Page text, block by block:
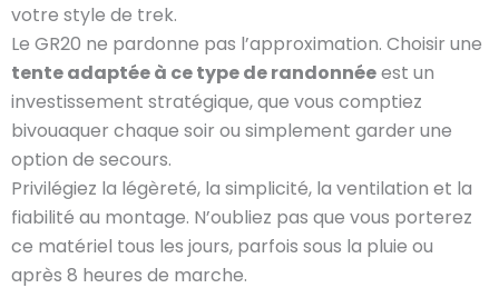
votre style de trek.
Le GR20 ne pardonne pas l’approximation. Choisir une
tente adaptée à ce type de randonnéeest un
investissement stratégique, que vous comptiez
bivouaquer chaque soir ou simplement garder une
option de secours.
Privilégiez la légèreté, la simplicité, la ventilation et la
fiabilité au montage. N’oubliez pas que vous porterez
ce matériel tous les jours, parfois sous la pluie ou
après 8 heures de marche.